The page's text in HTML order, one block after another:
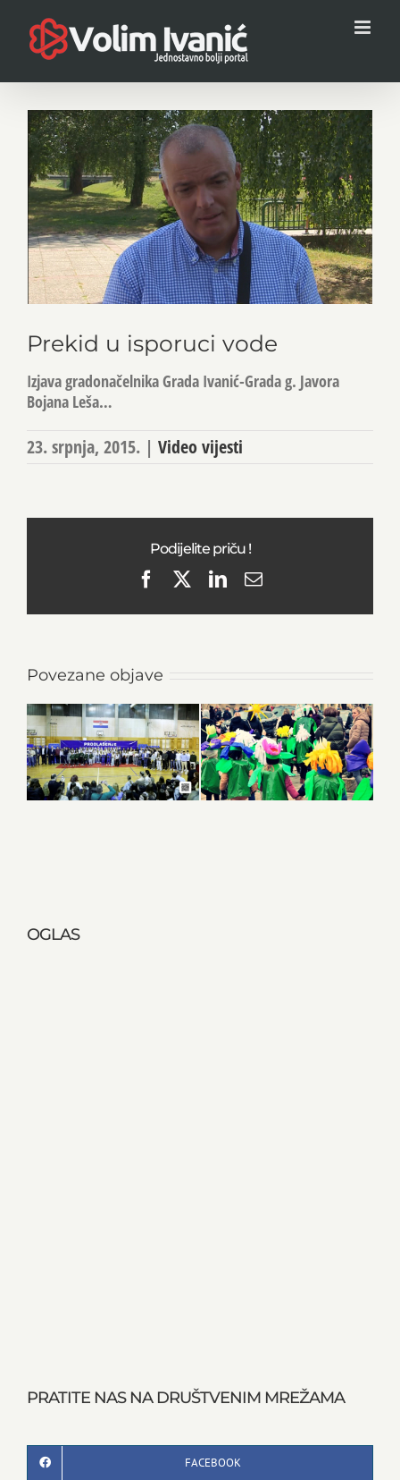
content
View
Larger
Image
Prekid u isporuci vode
Izjava gradonačelnika Grada Ivanić-Grada g. Javora
Bojana Leša…
23. srpnja, 2015. | Video vijesti
Podijelite priču !
FacebookLinkedIn
Email
Povezane objave
OGLAS
PRATITE NAS NA DRUŠTVENIM MREŽAMA
FACEBOOK